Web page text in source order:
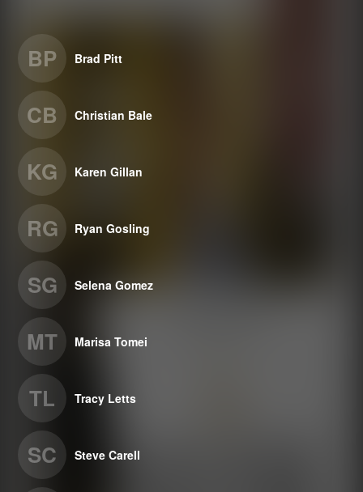
BP Brad Pitt
CB Christian Bale
KG Karen Gillan
RG Ryan Gosling
SG Selena Gomez
MT Marisa Tomei
TL Tracy Letts
SC Steve Carell